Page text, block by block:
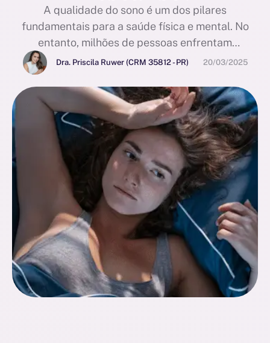
A qualidade do sono é um dos pilares
fundamentais para a saúde física e mental. No
entanto, milhões de pessoas enfrentam
dificuldades para dormir adequadamente, muitas
vezes sem perceber que os transtornos de
ansiedade podem estar diretamente relacionados
a esse problema. A relação entre qualidade do
sono e transtornos de ansiedade é complexa e
bidirecional: …
Dra. Priscila Ruwer (CRM 35812 - PR) 20/03/2025